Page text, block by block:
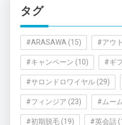
ー
タグ
#ARASAWA (15) #アウ
#キャンペーン (10) #ギ
#サロンドロワイヤル (29)
#フィンジア (23) #ムー
#初期脱毛 (19) #英会話